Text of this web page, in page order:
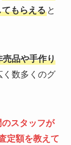
もらえると
売品や手作り
く数多くのグ
スタッフが
定額を教えて